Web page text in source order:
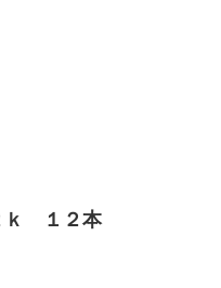
ｋ １２本